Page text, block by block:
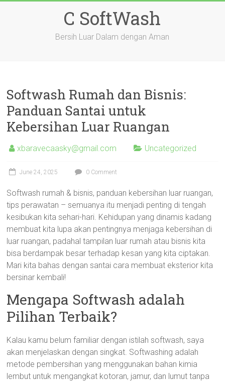
C SoftWash
Bersih Luar Dalam dengan Aman
Softwash Rumah dan Bisnis:
Panduan Santai untuk
Kebersihan Luar Ruangan
xbaravecaasky@gmail.com Uncategorized
June 24, 2025 0 Comment
Softwash rumah & bisnis, panduan kebersihan luar ruangan,
tips perawatan – semuanya itu menjadi penting di tengah
kesibukan kita sehari-hari. Kehidupan yang dinamis kadang
membuat kita lupa akan pentingnya menjaga kebersihan di
luar ruangan, padahal tampilan luar rumah atau bisnis kita
bisa berdampak besar terhadap kesan yang kita ciptakan.
Mari kita bahas dengan santai cara membuat eksterior kita
bersinar kembali!
Mengapa Softwash adalah
Pilihan Terbaik?
Kalau kamu belum familiar dengan istilah softwash, saya
akan menjelaskan dengan singkat. Softwashing adalah
metode pembersihan yang menggunakan bahan kimia
lembut untuk mengangkat kotoran, jamur, dan lumut tanpa